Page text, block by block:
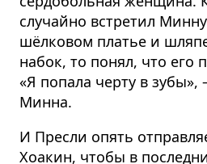
случайно встретил
шёлковом платье и
набок, то понял, что его
«Я попала черту в
Минна.
И Пресли опять
Хоакин, чтобы в